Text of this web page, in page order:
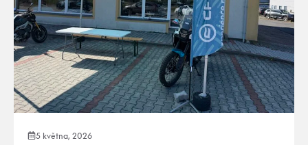
5 května, 2026